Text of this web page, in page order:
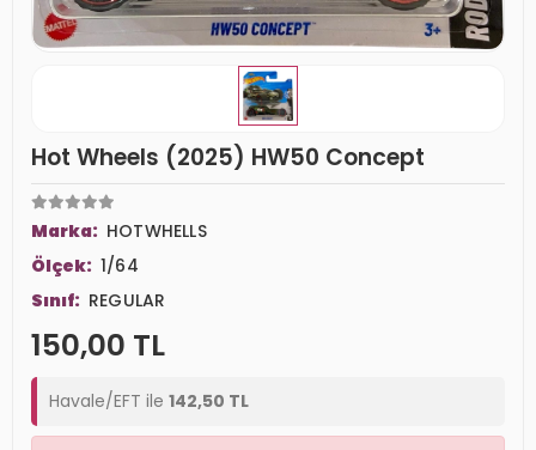
Hot Wheels (2025) HW50 Concept
Marka: HOTWHELLS
Ölçek: 1/64
Sınıf: REGULAR
150,00 TL
Havale/EFT ile 142,50 TL